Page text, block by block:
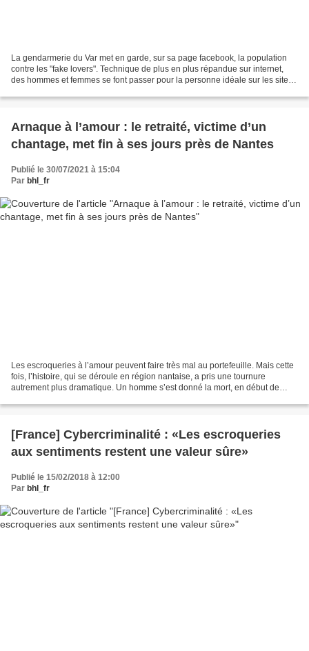
La gendarmerie du Var met en garde, sur sa page facebook, la population
contre les "fake lovers". Technique de plus en plus répandue sur internet,
des hommes et femmes se font passer pour la personne idéale sur les sites
Arnaque à l’amour : le retraité, victime d’un
chantage, met fin à ses jours près de Nantes
Publié le 30/07/2021 à 15:04
Par bhl_fr
Les escroqueries à l’amour peuvent faire très mal au portefeuille. Mais cette
fois, l’histoire, qui se déroule en région nantaise, a pris une tournure
autrement plus dramatique. Un homme s’est donné la mort, en début de
[France] Cybercriminalité : «Les escroqueries
aux sentiments restent une valeur sûre»
Publié le 15/02/2018 à 12:00
Par bhl_fr